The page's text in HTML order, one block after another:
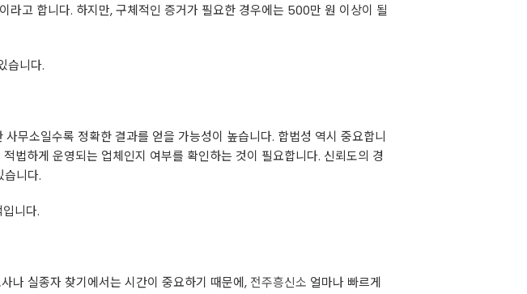
고 합니다. 하지만, 구체적인 증거가 필요한 경우에는 500만 원 이상이 될
습니다.
무소일수록 정확한 결과를 얻을 가능성이 높습니다. 합법성 역시 중요합니
법하게 운영되는 업체인지 여부를 확인하는 것이 필요합니다. 신뢰도의 경
니다.
니다.
나 실종자 찾기에서는 시간이 중요하기 때문에, 전주흥신소 얼마나 빠르게